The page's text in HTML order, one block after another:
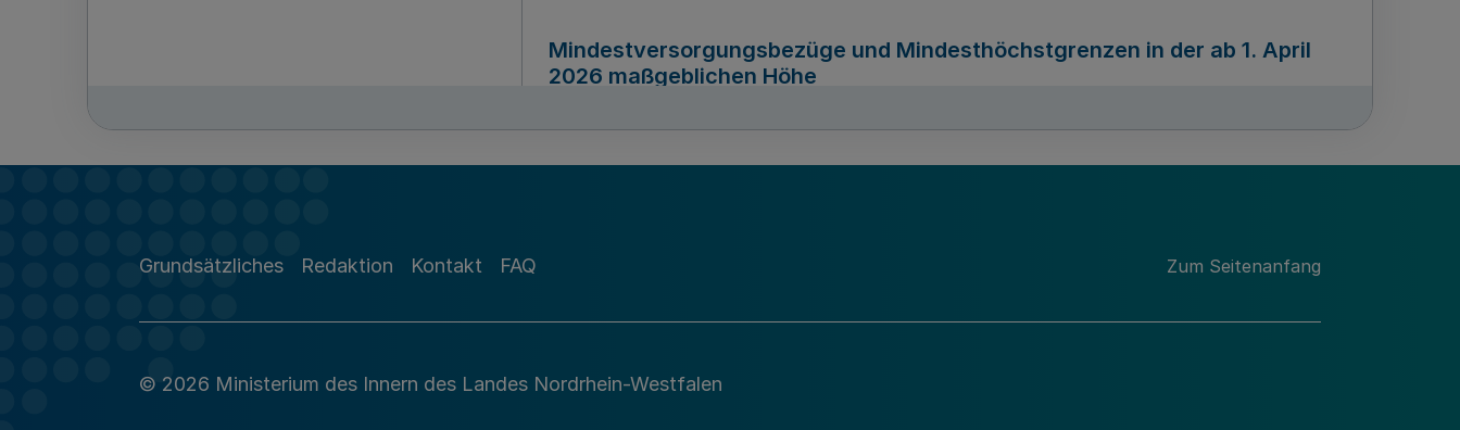
Mindestversorgungsbezüge und Mindesthöchstgrenzen in der ab 1. April
2026 maßgeblichen Höhe
Richtlinie zur Durchführung des Förderprogramms „Mittelstand Innovativ &
Grundsätzliches Redaktion Kontakt FAQ Zum Seitenanfang
© 2026 Ministerium des Innern des Landes Nordrhein-Westfalen